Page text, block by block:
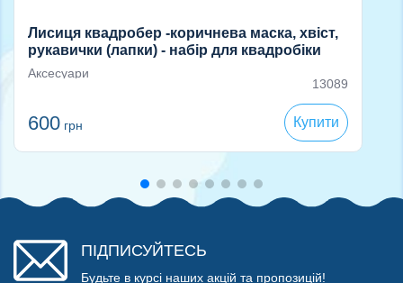
Лисиця квадробер -коричнева маска, хвіст,
рукавички (лапки) - набір для квадробіки
Аксесуари
13089
600 грн Купити
ПІДПИСУЙТЕСЬ
Будьте в курсі наших акцій та пропозицій!